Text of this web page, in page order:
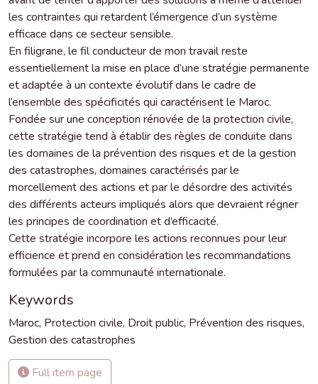
les contraintes qui retardent l’émergence d’un système
efficace dans ce secteur sensible.
En filigrane, le fil conducteur de mon travail reste
essentiellement la mise en place d’une stratégie permanente
et adaptée à un contexte évolutif dans le cadre de
l’ensemble des spécificités qui caractérisent le Maroc.
Fondée sur une conception rénovée de la protection civile,
cette stratégie tend à établir des règles de conduite dans
les domaines de la prévention des risques et de la gestion
des catastrophes, domaines caractérisés par le
morcellement des actions et par le désordre des activités
des différents acteurs impliqués alors que devraient régner
les principes de coordination et d’efficacité.
Cette stratégie incorpore les actions reconnues pour leur
efficience et prend en considération les recommandations
formulées par la communauté internationale.
Keywords
Maroc, Protection civile, Droit public, Prévention des risques,
Gestion des catastrophes
Full item page